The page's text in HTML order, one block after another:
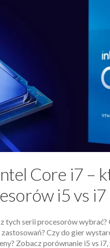
Core i7 –
i5 vs i7
tych serii procesorów wybrać?
Czy do gier
Zobacz porównanie i5 vs